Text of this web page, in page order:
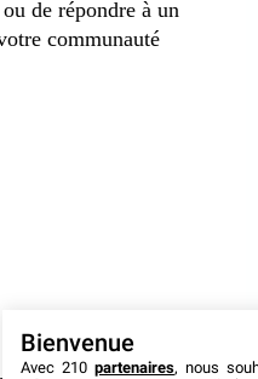
de répondre à un
communauté
Bienvenue
Avec 210 partenaires, nous